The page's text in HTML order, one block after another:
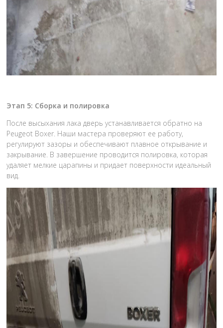
Этап 5: Сборка и полировка
После высыхания лака дверь устанавливается обратно на
Peugeot Boxer. Наши мастера проверяют ее работу,
регулируют зазоры и обеспечивают плавное открывание и
закрывание. В завершение проводится полировка, которая
удаляет мелкие царапины и придает поверхности идеальный
вид.